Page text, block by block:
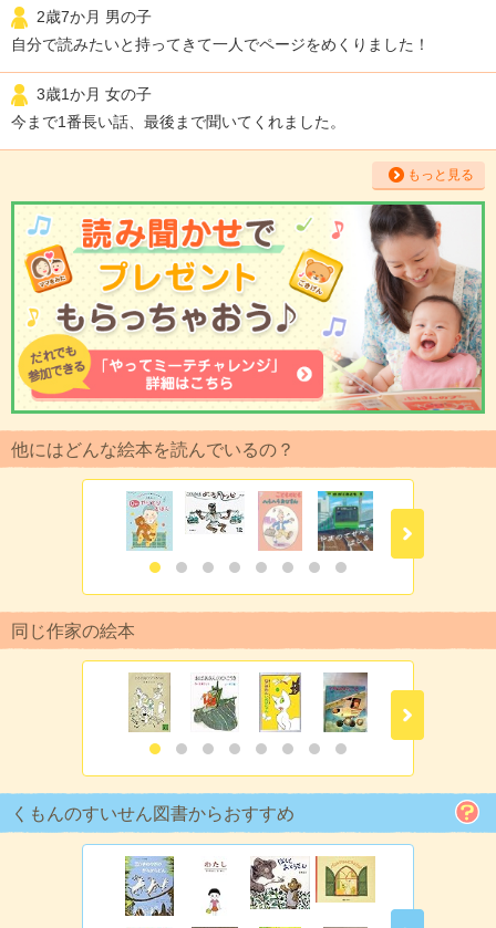
2歳7か月 男の子
自分で読みたいと持ってきて一人でページをめくりました！
3歳1か月 女の子
今まで1番長い話、最後まで聞いてくれました。
もっと見る
他にはどんな絵本を読んでいるの？
同じ作家の絵本
くもんのすいせん図書からおすすめ